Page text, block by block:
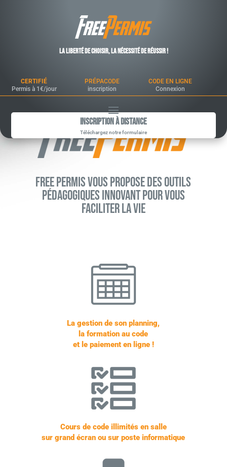
La liberté de choisir, la nécessité de réussir !
CERTIFIÉ
Permis à 1€/jour
PRÉPACODE
inscription
CODE EN LIGNE
Connexion
Inscription à Distance
Téléchargez notre formulaire
Free Permis vous propose des outils
pédagogiques innovant pour vous
faciliter la vie
La gestion de son planning,
la formation au code
et le paiement en ligne !
Cours de code illimités en salle
sur grand écran ou sur poste informatique